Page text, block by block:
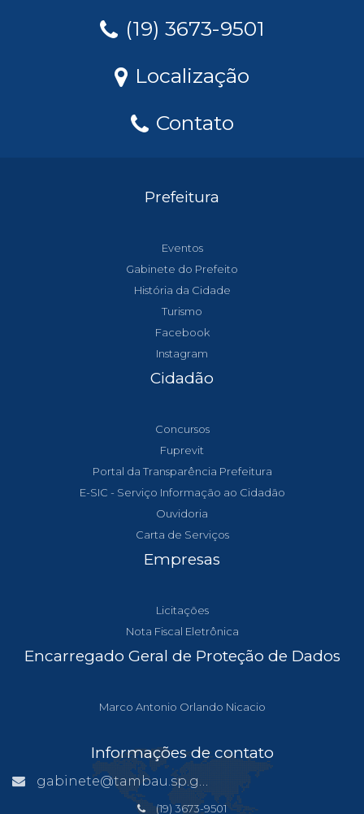
(19) 3673-9501
Localização
Contato
Prefeitura
Eventos
Gabinete do Prefeito
História da Cidade
Turismo
Facebook
Instagram
Cidadão
Concursos
Fuprevit
Portal da Transparência Prefeitura
E-SIC - Serviço Informação ao Cidadão
Ouvidoria
Carta de Serviços
Empresas
Licitações
Nota Fiscal Eletrônica
Encarregado Geral de Proteção de Dados
Marco Antonio Orlando Nicacio
Informações de contato
gabinete@tambau.sp.gov.br
(19) 3673-9501